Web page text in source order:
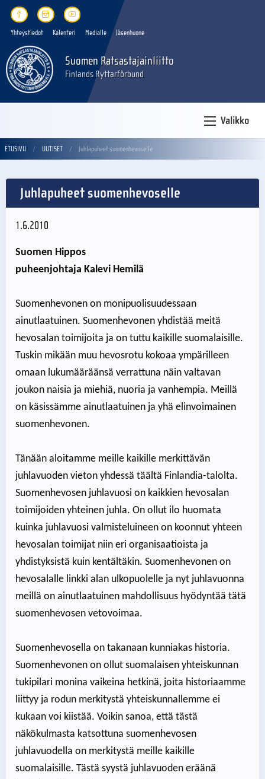
Yhteystiedot Kalenteri Medialle Jäsenhuone
Suomen Ratsastajainliitto
Finlands Ryttarförbund
Valikko
ETUSIVU UUTISET Juhlapuheet suomenhevoselle
Juhlapuheet suomenhevoselle
1.6.2010
Suomen Hippos
puheenjohtaja Kalevi Hemilä
Suomenhevonen on monipuolisuudessaan
ainutlaatuinen. Suomenhevonen yhdistää meitä
hevosalan toimijoita ja on tuttu kaikille suomalaisille.
Tuskin mikään muu hevosrotu kokoaa ympärilleen
omaan lukumääräänsä verrattuna näin valtavan
joukon naisia ja miehiä, nuoria ja vanhempia. Meillä
on käsissämme ainutlaatuinen ja yhä elinvoimainen
suomenhevonen.
Tänään aloitamme meille kaikille merkittävän
juhlavuoden vieton yhdessä täältä Finlandia-talolta.
Suomenhevosen juhlavuosi on kaikkien hevosalan
toimijoiden yhteinen juhla. On ollut ilo huomata
kuinka juhlavuosi valmisteluineen on koonnut yhteen
hevosalan toimijat niin eri organisaatioista ja
yhdistyksistä kuin kentältäkin. Suomenhevonen on
hevosalalle linkki alan ulkopuolelle ja nyt juhlavuonna
meillä on ainutlaatuinen mahdollisuus hyödyntää tätä
suomenhevosen vetovoimaa.
Suomenhevosella on takanaan kunniakas historia.
Suomenhevonen on ollut suomalaisen yhteiskunnan
tukipilari monina vaikeina hetkinä, joita historiaamme
liittyy ja rodun merkitystä yhteiskunnallemme ei
kukaan voi kiistää. Voikin sanoa, että tästä
näkökulmasta katsottuna suomenhevosen
juhlavuodella on merkitystä meille kaikille
suomalaisille. Tästä syystä juhlavuoden eräänä